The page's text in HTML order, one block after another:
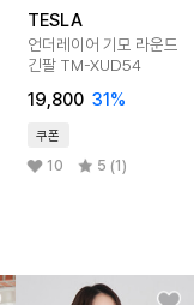
TESLA
언더레이어 기모 라운드
긴팔 TM-XUD54
19,800 31 %
쿠폰
10 5 (1)